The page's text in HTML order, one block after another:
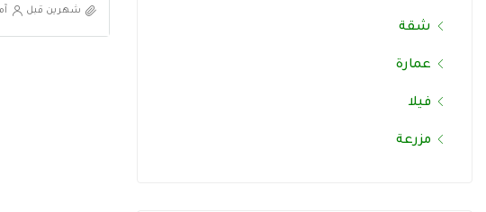
‏شهرين قبل
شقة
عمارة
فيلا
مزرعة